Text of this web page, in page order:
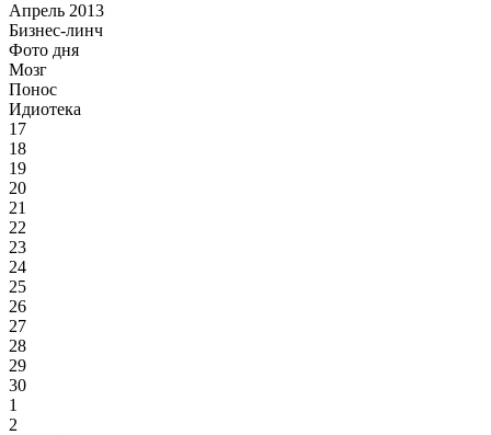
Апрель 2013
Бизнес-линч
Фото дня
Мозг
Понос
Идиотека
17
18
19
20
21
22
23
24
25
26
27
28
29
30
1
2